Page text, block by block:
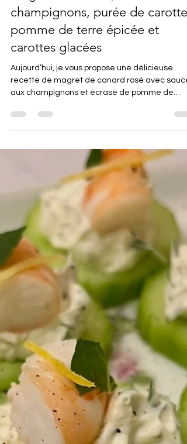
Magret de canard, sauce
champignons, purée de carotte
pomme de terre épicée et
carottes glacées
Aujourd’hui, je vous propose une délicieuse
aux champignons et écrasé de pomme de
terre-carotte